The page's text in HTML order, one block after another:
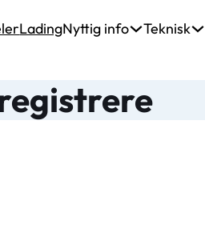
LadingNyttig info Teknisk